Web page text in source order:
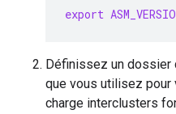
export
Définissez un dossier
que vous utilisez
charge interclusters